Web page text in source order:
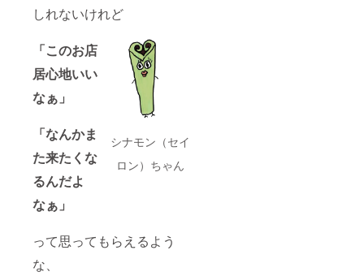
しれないけれど
シナモン（セイ
ロン）ちゃん
「このお店
居心地いい
なぁ」
「なんかま
た来たくな
るんだよ
なぁ」
って思ってもらえるよう
な、